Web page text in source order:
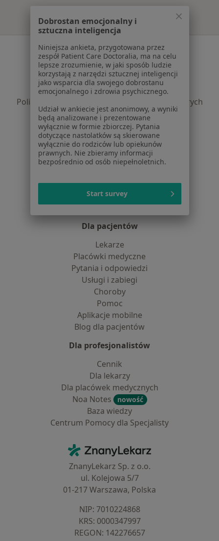
Serwis
Regulamin
Polityka prywatności pacjentów
Polityka prywatności profesjonalistów
Polityka prywatności dla profesjonalistów, których
dane pozyskaliśmy samodzielnie
Polityka cookies
Jak działają wyniki wyszukiwania
Dostępność
O nas
Partnerzy
Centrum prasowe
Kontakt
Dla pacjentów
Lekarze
Placówki medyczne
Pytania i odpowiedzi
Usługi i zabiegi
Choroby
Pomoc
Aplikacje mobilne
Blog dla pacjentów
Dla profesjonalistów
Cennik
Dla lekarzy
Dla placówek medycznych
Noa Notes
nowość
Baza wiedzy
Centrum Pomocy dla Specjalisty
ZnanyLekarz - Strona główna
ZnanyLekarz Sp. z o.o.
ul. Kolejowa 5/7
01-217 Warszawa, Polska
NIP: ⁠7010224868
KRS: ⁠0000347997
REGON: ⁠142276657
Dobrostan emocjonalny i
sztuczna inteligencja
Niniejsza ankieta, przygotowana przez
zespół Patient Care Doctoralia, ma na celu
lepsze zrozumienie, w jaki sposób ludzie
korzystają z narzędzi sztucznej inteligencji
jako wsparcia dla swojego dobrostanu
emocjonalnego i zdrowia psychicznego.
Udział w ankiecie jest anonimowy, a wyniki
będą analizowane i prezentowane
wyłącznie w formie zbiorczej. Pytania
dotyczące nastolatków są skierowane
wyłącznie do rodziców lub opiekunów
prawnych. Nie zbieramy informacji
bezpośrednio od osób niepełnoletnich.
Start survey